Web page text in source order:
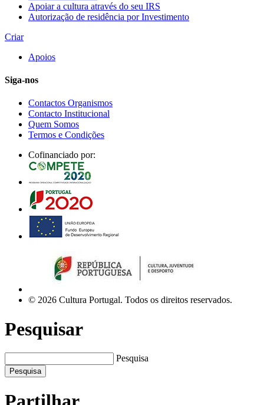
Apoiar a cultura através do seu IRS
Autorização de residência por Investimento
Criar
Apoios
Siga-nos
Contactos Organismos
Contacto Institucional
Quem Somos
Termos e Condições
Cofinanciado por:
© 2026 Cultura Portugal. Todos os direitos reservados.
Pesquisar
Pesquisa
Pesquisa
Partilhar